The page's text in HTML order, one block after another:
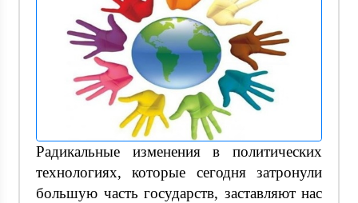
Радикальные изменения в политических
технологиях, которые сегодня затронули
большую часть государств, заставляют нас